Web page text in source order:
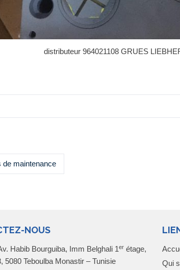
distributeur 964021108 GRUES
de maintenance
NOUS
Habib Bourguiba, Imm Belghali 1er étage,
5080 Teboulba Monastir – Tunisie
Qui